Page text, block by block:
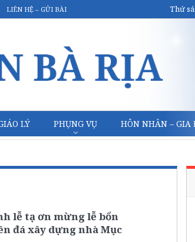
LIÊN HỆ – GỬI BÀI Thứ
LÝ PHỤNG VỤ HÔN NHÂN – GIA
lễ tạ ơn mừng lễ bổn
đá xây dựng nhà Mục